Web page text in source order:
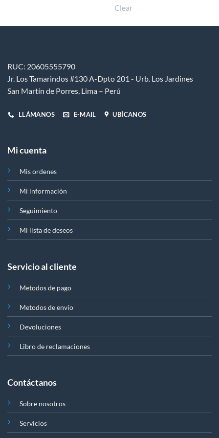
se
página
Clear
RUC: 20605555790
Jr. Los Tamarindos #130 A-Dpto 201 - Urb. Los Jardines
San Martín de Porres, Lima – Perú
LLÁMANOS E-MAIL UBÍCANOS
Mi cuenta
Mis ordenes
Mi información
Seguimiento
Mi lista de deseos
Servicio al cliente
Metodos de pago
Metodos de envío
Devoluciones
Libro de reclamaciones
Contáctanos
Sobre nosotros
Servicios